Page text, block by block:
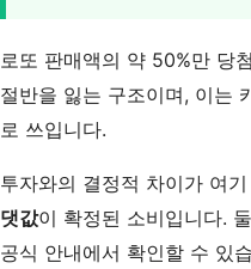
로또 판매액의 약 50%만 당
절반을 잃는 구조이며, 이는
로 쓰입니다.
투자와의 결정적 차이가 여
댓값이 확정된 소비입니다.
공식 안내에서 확인할 수 있